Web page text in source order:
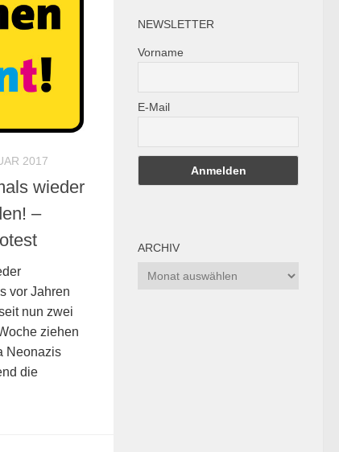
2017
wieder
–
vor Jahren
nun zwei
ziehen
Neonazis
die
NEWSLETTER
Vorname
E-Mail
ARCHIV
Archiv